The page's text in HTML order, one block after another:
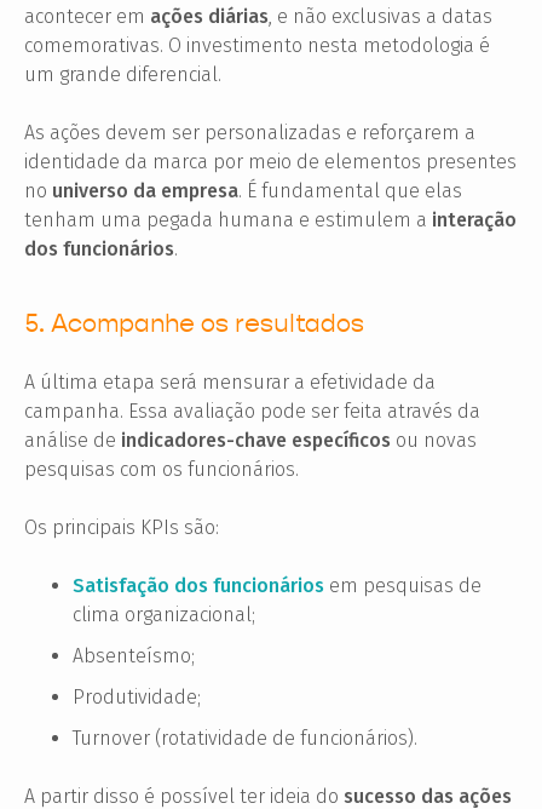
acontecer em ações diárias, e não exclusivas a datas
comemorativas. O investimento nesta metodologia é
um grande diferencial.
As ações devem ser personalizadas e reforçarem a
identidade da marca por meio de elementos presentes
no universo da empresa. É fundamental que elas
tenham uma pegada humana e estimulem a interação
dos funcionários.
5. Acompanhe os resultados
A última etapa será mensurar a efetividade da
campanha. Essa avaliação pode ser feita através da
análise de indicadores-chave específicos ou novas
pesquisas com os funcionários.
Os principais KPIs são:
Satisfação dos funcionários em pesquisas de
clima organizacional;
Absenteísmo;
Produtividade;
Turnover (rotatividade de funcionários).
A partir disso é possível ter ideia do sucesso das ações